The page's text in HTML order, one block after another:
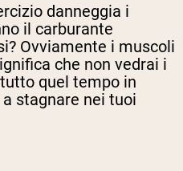
danneggia i
il carburante
Ovviamente i muscoli
che non vedrai i
quel tempo in
stagnare nei tuoi